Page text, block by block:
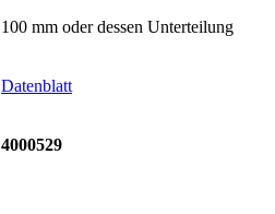
100 mm oder dessen Unterteilung
Datenblatt
4000529